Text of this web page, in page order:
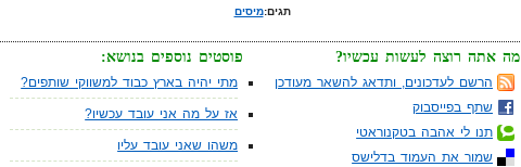
תגים:מיסים
פוסטים נוספים בנושא:
מתי יהיה בארץ כבוד למשווקי שותפים?
אז על מה אני עובד עכשיו?
משהו שאני עובד עליו
מה אתה רוצה לעשות עכשיו?
הרשם לעדכונים, ותדאג להשאר מעודכן
שתף בפייסבוק
תנו לי אהבה בטקנוראטי
שמור את העמוד בדלישס